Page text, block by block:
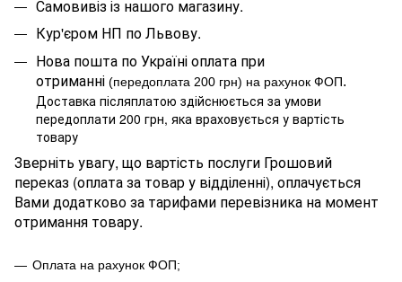
Самовивіз із нашого магазину.
Кур'єром НП по Львову.
Нова пошта по Україні оплата при
отриманні (передоплата 200 грн) на рахунок ФОП.
Доставка післяплатою здійснюється за умови
передоплати 200 грн, яка враховується у вартість
товару
Зверніть увагу, що вартість послуги Грошовий
переказ (оплата за товар у відділенні), оплачується
Вами додатково за тарифами перевізника на момент
отримання товару.
Оплата на рахунок ФОП;